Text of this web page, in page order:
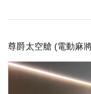
‼️平日入住加碼送‼️
平日定義：(週日至週五，
⭐【新月塢溫泉會館】大眾
✅依付費人數給予大眾池
尊爵太空艙 (電動麻